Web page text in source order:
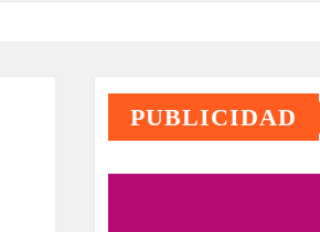
PUBLICIDAD